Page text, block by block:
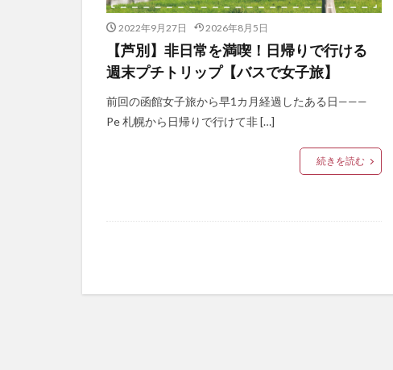
2022年9月27日 2026年8月5日
【芦別】非日常を満喫！日帰りで行ける
週末プチトリップ【バスで女子旅】
前回の函館女子旅から早1カ月経過したある日———
Pe 札幌から日帰りで行けて非 […]
続きを読む